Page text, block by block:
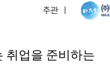
취업을 준비하는